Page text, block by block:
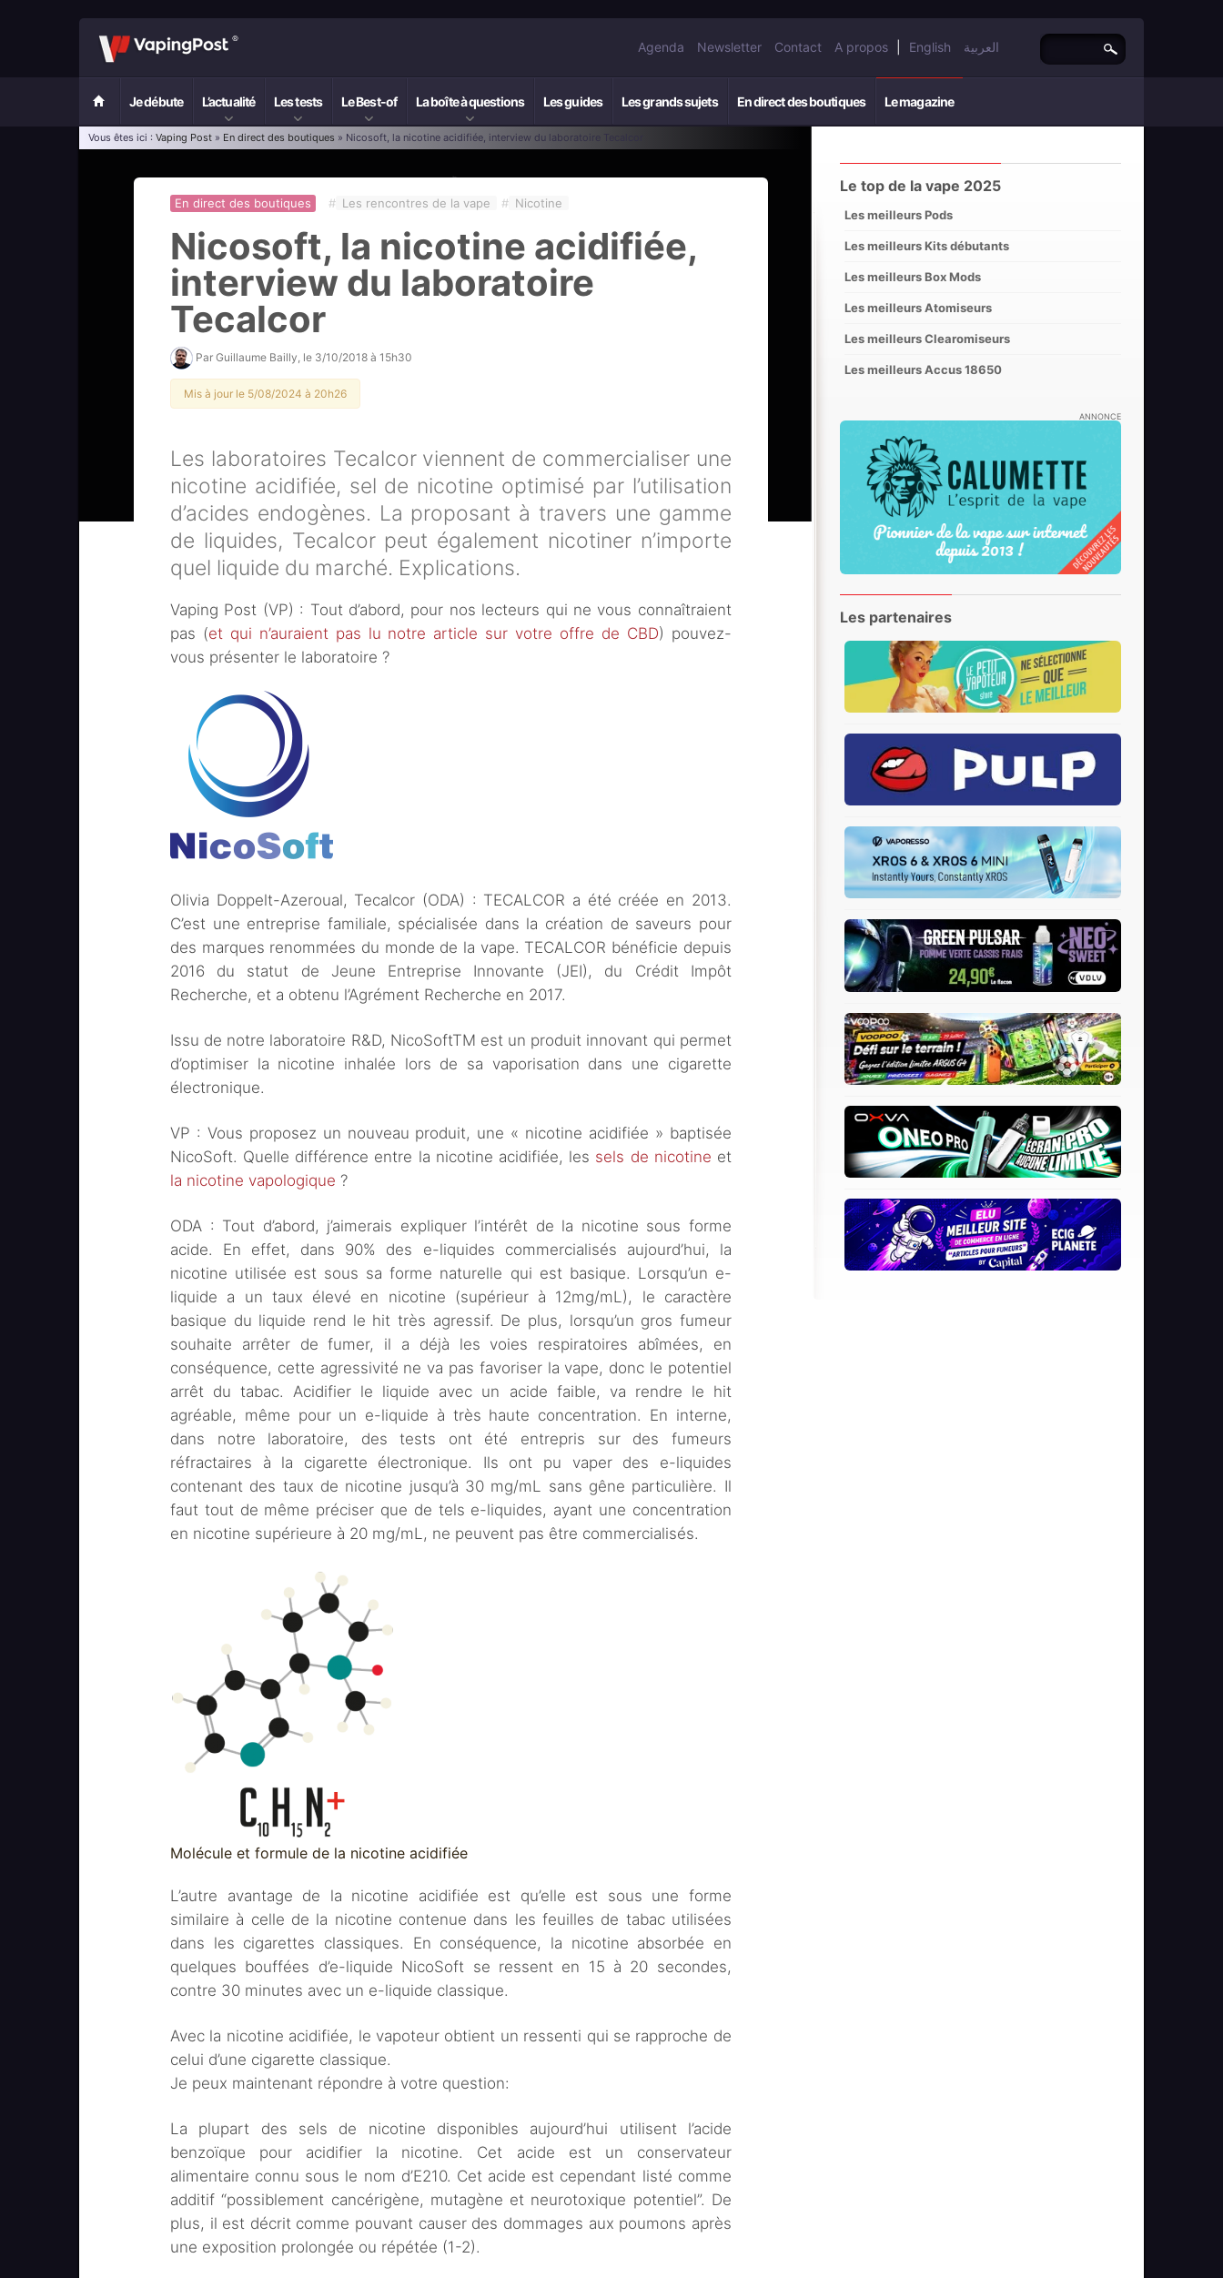
Agenda Newsletter Contact A propos English العربية
Je débute L’actualité Les tests Le Best-of La boîte à questions Les guides Les grands sujets En direct des boutiques Le magazine
Vous êtes ici : Vaping Post » En direct des boutiques » Nicosoft, la nicotine acidifiée, interview du laboratoire Tecalcor
En direct des boutiques # Les rencontres de la vape # Nicotine
Nicosoft, la nicotine acidifiée,
interview du laboratoire
Tecalcor
Par Guillaume Bailly , le 3/10/2018 à 15h30
Mis à jour le 5/08/2024 à 20h26
Les laboratoires Tecalcor viennent de commercialiser une
nicotine acidifiée, sel de nicotine optimisé par l’utilisation
d’acides endogènes. La proposant à travers une gamme
de liquides, Tecalcor peut également nicotiner n’importe
quel liquide du marché. Explications.
Vaping Post (VP) : Tout d’abord, pour nos lecteurs qui ne vous connaîtraient
pas (et qui n’auraient pas lu notre article sur votre offre de CBD) pouvez-
vous présenter le laboratoire ?
Olivia Doppelt-Azeroual, Tecalcor (ODA) : TECALCOR a été créée en 2013.
C’est une entreprise familiale, spécialisée dans la création de saveurs pour
des marques renommées du monde de la vape. TECALCOR bénéficie depuis
2016 du statut de Jeune Entreprise Innovante (JEI), du Crédit Impôt
Recherche, et a obtenu l’Agrément Recherche en 2017.
Issu de notre laboratoire R&D, NicoSoftTM est un produit innovant qui permet
d’optimiser la nicotine inhalée lors de sa vaporisation dans une cigarette
électronique.
VP : Vous proposez un nouveau produit, une « nicotine acidifiée » baptisée
NicoSoft. Quelle différence entre la nicotine acidifiée, les sels de nicotine et
la nicotine vapologique ?
ODA : Tout d’abord, j’aimerais expliquer l’intérêt de la nicotine sous forme
acide. En effet, dans 90% des e-liquides commercialisés aujourd’hui, la
nicotine utilisée est sous sa forme naturelle qui est basique. Lorsqu’un e-
liquide a un taux élevé en nicotine (supérieur à 12mg/mL), le caractère
basique du liquide rend le hit très agressif. De plus, lorsqu’un gros fumeur
souhaite arrêter de fumer, il a déjà les voies respiratoires abîmées, en
conséquence, cette agressivité ne va pas favoriser la vape, donc le potentiel
arrêt du tabac. Acidifier le liquide avec un acide faible, va rendre le hit
agréable, même pour un e-liquide à très haute concentration. En interne,
dans notre laboratoire, des tests ont été entrepris sur des fumeurs
réfractaires à la cigarette électronique. Ils ont pu vaper des e-liquides
contenant des taux de nicotine jusqu’à 30 mg/mL sans gêne particulière. Il
faut tout de même préciser que de tels e-liquides, ayant une concentration
en nicotine supérieure à 20 mg/mL, ne peuvent pas être commercialisés.
Molécule et formule de la nicotine acidifiée
L’autre avantage de la nicotine acidifiée est qu’elle est sous une forme
similaire à celle de la nicotine contenue dans les feuilles de tabac utilisées
dans les cigarettes classiques. En conséquence, la nicotine absorbée en
quelques bouffées d’e-liquide NicoSoft se ressent en 15 à 20 secondes,
contre 30 minutes avec un e-liquide classique.
Avec la nicotine acidifiée, le vapoteur obtient un ressenti qui se rapproche de
celui d’une cigarette classique.
Je peux maintenant répondre à votre question:
La plupart des sels de nicotine disponibles aujourd’hui utilisent l’acide
benzoïque pour acidifier la nicotine. Cet acide est un conservateur
alimentaire connu sous le nom d’E210. Cet acide est cependant listé comme
additif “possiblement cancérigène, mutagène et neurotoxique potentiel”. De
plus, il est décrit comme pouvant causer des dommages aux poumons après
une exposition prolongée ou répétée (1-2).
Le top de la vape 2025
Les meilleurs Pods
Les meilleurs Kits débutants
Les meilleurs Box Mods
Les meilleurs Atomiseurs
Les meilleurs Clearomiseurs
Les meilleurs Accus 18650
ANNONCE
Les partenaires